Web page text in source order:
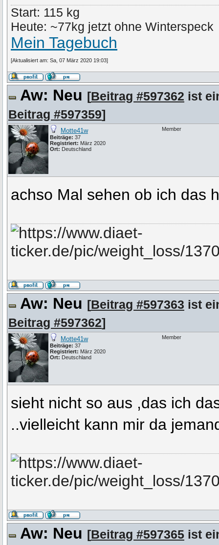
Start: 115 kg
Heute: ~77kg jetzt ohne Winterspeck
Mein Tagebuch
[Aktualisiert am: Sa, 07 März 2020 19:03]
Aw: Neu [Beitrag #597362 ist
Beitrag #597359]
Motte41w
Beiträge: 37
Registriert: März 2020
Ort: Deutschland
Member
achso Mal sehen ob ich das
Aw: Neu [Beitrag #597363 ist
Beitrag #597362]
Motte41w
Beiträge: 37
Registriert: März 2020
Ort: Deutschland
Member
sieht nicht so aus ,das ich
..vielleicht kann mir da
Aw: Neu [Beitrag #597365 ist